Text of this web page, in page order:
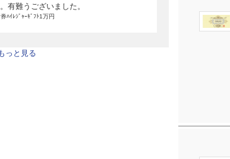
有難うございました。
ﾊｲﾚｼﾞｬｰｷﾞﾌﾄ1万円
っと見る